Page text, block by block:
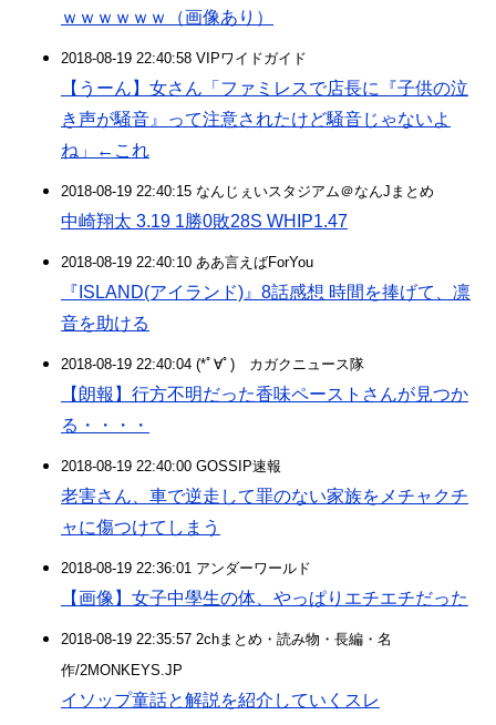
ｗｗｗｗｗｗ（画像あり）
2018-08-19 22:40:58 VIPワイドガイド
【うーん】女さん「ファミレスで店長に『子供の泣
き声が騒音』って注意されたけど騒音じゃないよ
ね」←これ
2018-08-19 22:40:15 なんじぇいスタジアム＠なんJまとめ
中崎翔太 3.19 1勝0敗28S WHIP1.47
2018-08-19 22:40:10 ああ言えばForYou
『ISLAND(アイランド)』8話感想 時間を捧げて、凛
音を助ける
2018-08-19 22:40:04 (*ﾟ∀ﾟ)ゞカガクニュース隊
【朗報】行方不明だった香味ペーストさんが見つか
る・・・・
2018-08-19 22:40:00 GOSSIP速報
老害さん、車で逆走して罪のない家族をメチャクチ
ャに傷つけてしまう
2018-08-19 22:36:01 アンダーワールド
【画像】女子中學生の体、やっぱりエチエチだった
2018-08-19 22:35:57 2chまとめ・読み物・長編・名
作/2MONKEYS.JP
イソップ童話と解説を紹介していくスレ